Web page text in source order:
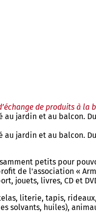
de produits à la
jardin et au balcon.
jardin et au balcon.
petits pour
de l'association «
jouets, livres, CD et
literie, tapis,
solvants, huiles),